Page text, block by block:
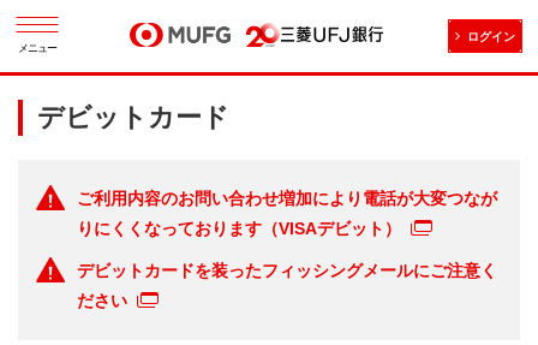
メニュー
ログイン
デビットカード
ご利用内容のお問い合わせ増加により電話が大変つなが
りにくくなっております（VISAデビット）
デビットカードを装ったフィッシングメールにご注意く
ださい